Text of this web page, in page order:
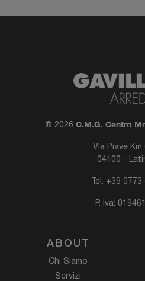
® 2026 C.M.G. Centro
Via Piave Km
04100 -
Tel. +39
P. Iva:
ABOUT
Chi Siamo
Servizi